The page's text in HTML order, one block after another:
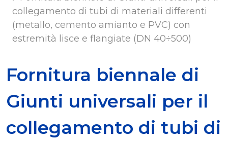
collegamento di tubi di materiali differenti
(metallo, cemento amianto e PVC) con
estremità lisce e flangiate (DN 40÷500)
Fornitura biennale di
Giunti universali per il
collegamento di tubi di